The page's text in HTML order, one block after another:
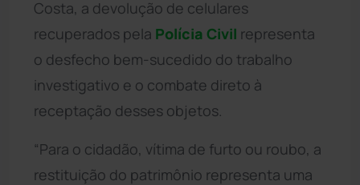
Costa, a devolução de celulares
recuperados pela Polícia Civil representa
o desfecho bem-sucedido do trabalho
investigativo e o combate direto à
receptação desses objetos.
“Para o cidadão, vítima de furto ou roubo, a
restituição do patrimônio representa uma